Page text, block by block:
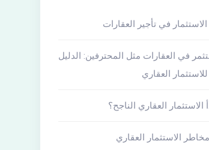
في تأجير العقارات
في العقارات مثل المحترفين: الدليل
العقاري
الاستثمار العقاري الناجح؟
الاستثمار العقاري